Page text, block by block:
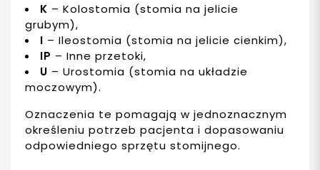
K – Kolostomia (stomia na jelicie
grubym),
I – Ileostomia (stomia na jelicie cienkim),
IP – Inne przetoki,
U – Urostomia (stomia na układzie
moczowym).
Oznaczenia te pomagają w jednoznacznym
określeniu potrzeb pacjenta i dopasowaniu
odpowiedniego sprzętu stomijnego.